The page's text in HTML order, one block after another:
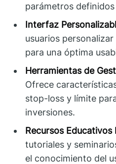
parámetros
Interfaz
usuarios
para una óptima
Herramientas de
Ofrece
stop-loss y límite
inversiones.
Recursos Educativos
tutoriales y
el conocimiento del